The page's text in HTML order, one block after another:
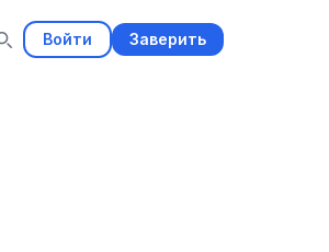
Войти Заверить